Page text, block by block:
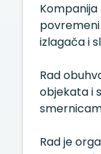
izlagača i
Rad
objekata i
Rad je